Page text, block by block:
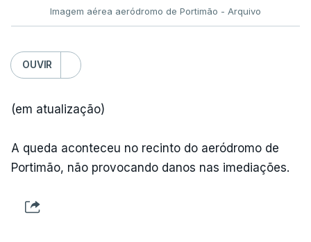
Imagem aérea aeródromo de Portimão - Arquivo
OUVIR
(em atualização)
A queda aconteceu no recinto do aeródromo de
Portimão, não provocando danos nas imediações.